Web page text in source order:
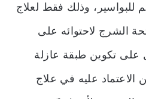
وذلك فقط لعلاج
الشرج لاحتوائه على
على تكوين طبقة عازلة
الاعتماد عليه في علاج